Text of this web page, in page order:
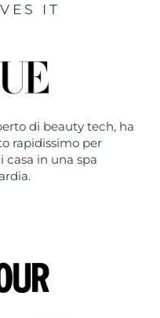
IT
di beauty tech, ha
rapidissimo per
casa in una spa